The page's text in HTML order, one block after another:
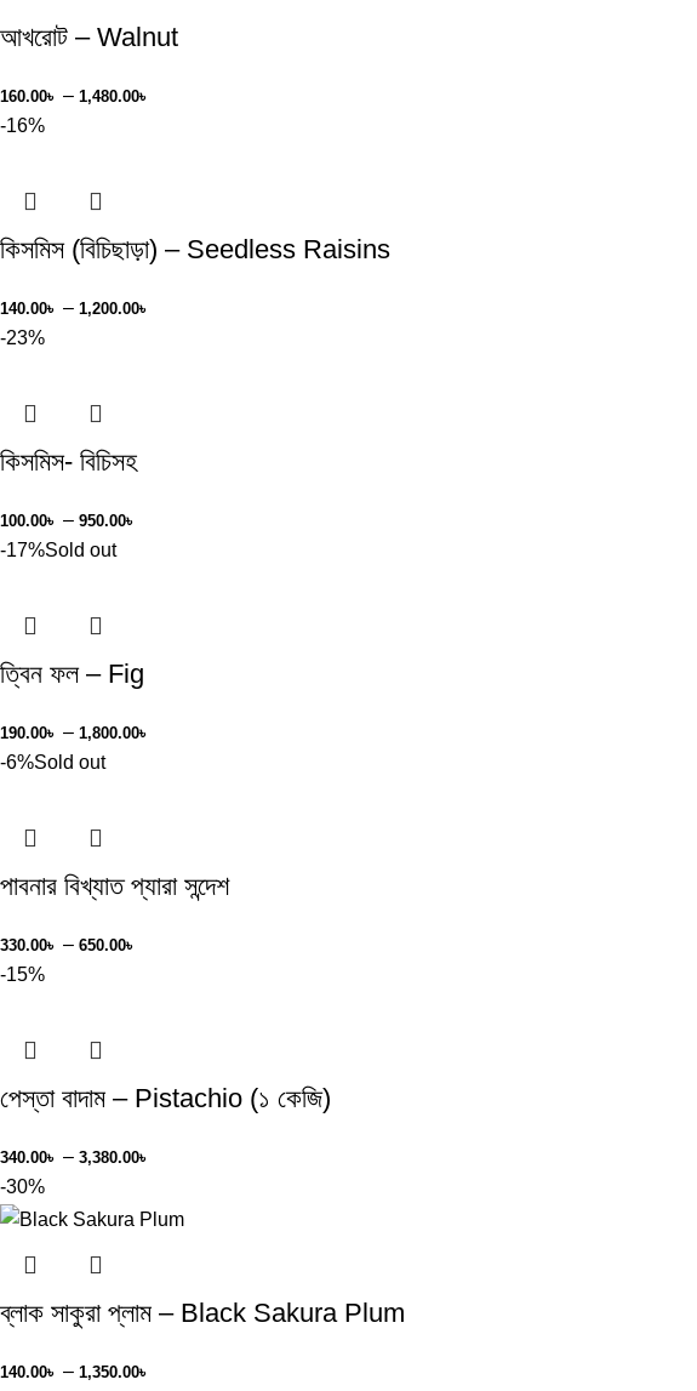
আখরোট – Walnut
160.00৳ – 1,480.00৳
-16%
কিসমিস (বিচিছাড়া) – Seedless Raisins
140.00৳ – 1,200.00৳
-23%
কিসমিস- বিচিসহ
100.00৳ – 950.00৳
-17%Sold out
ত্বিন ফল – Fig
190.00৳ – 1,800.00৳
-6%Sold out
পাবনার বিখ্যাত প্যারা সন্দেশ
330.00৳ – 650.00৳
-15%
পেস্তা বাদাম – Pistachio (১ কেজি)
340.00৳ – 3,380.00৳
-30%
ব্লাক সাকুরা প্লাম – Black Sakura Plum
140.00৳ – 1,350.00৳